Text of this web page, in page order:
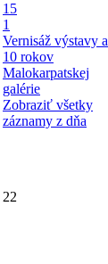
15
1
Vernisáž výstavy a
10 rokov
Malokarpatskej
galérie
Zobraziť všetky
záznamy z dňa
22